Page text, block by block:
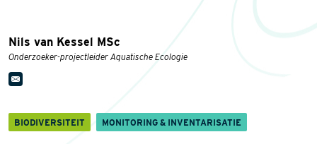
Nils van Kessel MSc
Onderzoeker-projectleider Aquatische Ecologie
BIODIVERSITEIT MONITORING & INVENTARISATIE